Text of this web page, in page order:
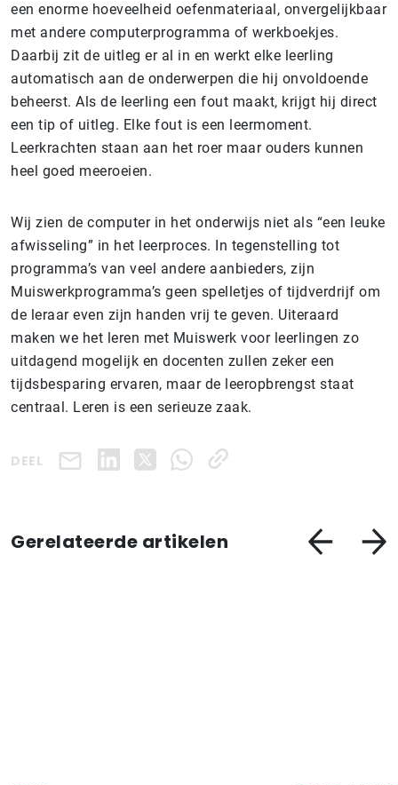
een enorme hoeveelheid oefenmateriaal, onvergelijkbaar
met andere computerprogramma of werkboekjes.
Daarbij zit de uitleg er al in en werkt elke leerling
automatisch aan de onderwerpen die hij onvoldoende
beheerst. Als de leerling een fout maakt, krijgt hij direct
een tip of uitleg. Elke fout is een leermoment.
Leerkrachten staan aan het roer maar ouders kunnen
heel goed meeroeien.
Wij zien de computer in het onderwijs niet als “een leuke
afwisseling” in het leerproces. In tegenstelling tot
programma’s van veel andere aanbieders, zijn
Muiswerkprogramma’s geen spelletjes of tijdverdrijf om
de leraar even zijn handen vrij te geven. Uiteraard
maken we het leren met Muiswerk voor leerlingen zo
uitdagend mogelijk en docenten zullen zeker een
tijdsbesparing ervaren, maar de leeropbrengst staat
centraal. Leren is een serieuze zaak.
DEEL
Gerelateerde artikelen